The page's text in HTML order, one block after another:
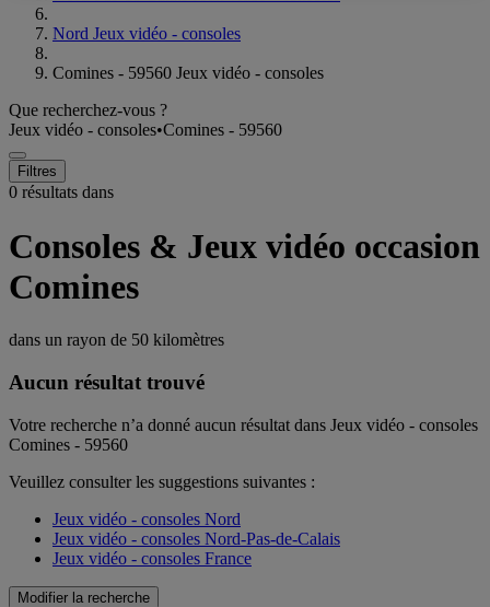
Nord Jeux vidéo - consoles
Comines - 59560 Jeux vidéo - consoles
Que recherchez-vous ?
Jeux vidéo - consoles•Comines - 59560
Filtres
0 résultats dans
Consoles & Jeux vidéo occasion
Comines
dans un rayon de 50 kilomètres
Aucun résultat trouvé
Votre recherche n’a donné aucun résultat dans Jeux vidéo - consoles
Comines - 59560
Veuillez consulter les suggestions suivantes :
Jeux vidéo - consoles Nord
Jeux vidéo - consoles Nord-Pas-de-Calais
Jeux vidéo - consoles France
Modifier la recherche